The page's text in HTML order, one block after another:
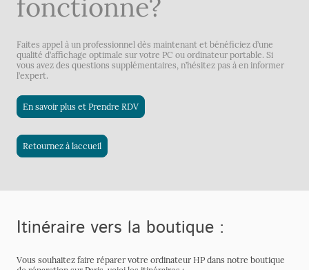
fonctionne?
Faites appel à un professionnel dès maintenant et bénéficiez d’une
qualité d’affichage optimale sur votre PC ou ordinateur portable. Si
vous avez des questions supplémentaires, n’hésitez pas à en informer
l’expert.
En savoir plus et Prendre RDV
Retournez à laccueil
Itinéraire vers la boutique :
Vous souhaitez faire réparer votre ordinateur HP dans notre boutique